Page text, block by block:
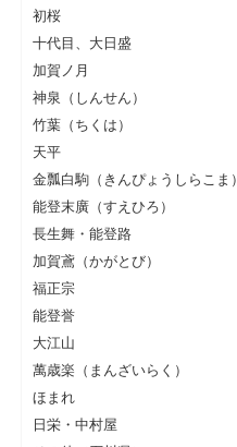
初桜
十代目、大日盛
加賀ノ月
神泉（しんせん）
竹葉（ちくは）
天平
金瓢白駒（きんぴょうしらこま）
能登末廣（すえひろ）
長生舞・能登路
加賀鳶（かがとび）
福正宗
能登誉
大江山
萬歳楽（まんざいらく）
ほまれ
日栄・中村屋